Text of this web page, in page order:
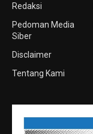
Redaksi
Pedoman Media
Siber
Disclaimer
Tentang Kami